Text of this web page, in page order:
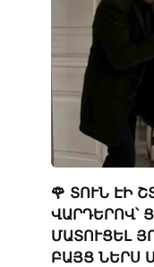
🌹 ՏՈՒՆ ԷԻ
ՎԱՐԴԵՐՈՎ՝
ՄԱՏՈՒՑԵԼ
ԲԱՅՑ ՆԵՐՍ